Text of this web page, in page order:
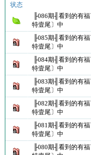
状态
╟086期╢看到的有
特壹尾〕中
╟085期╢看到的有
特壹尾〕中
╟084期╢看到的有
特壹尾〕中
╟083期╢看到的有
特壹尾〕中
╟082期╢看到的有
特壹尾〕中
╟081期╢看到的有
特壹尾〕中
╟080期╢看到的有